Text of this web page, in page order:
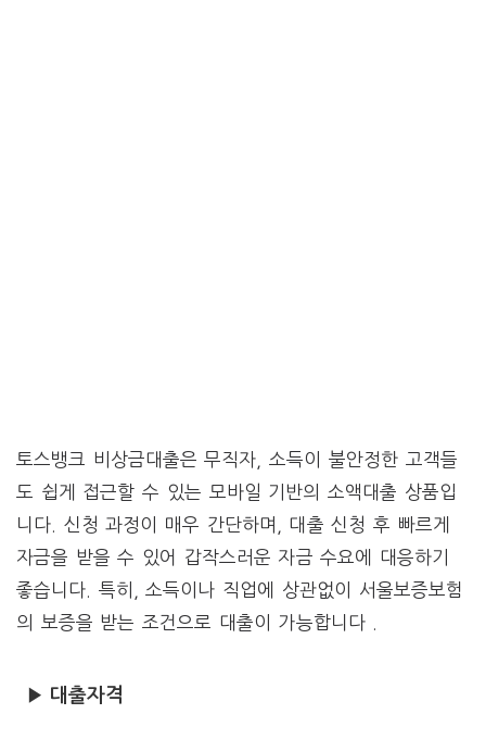
토스뱅크 비상금대출은 무직자, 소득이 불안정한 고객들
도 쉽게 접근할 수 있는 모바일 기반의 소액대출 상품입
니다. 신청 과정이 매우 간단하며, 대출 신청 후 빠르게
자금을 받을 수 있어 갑작스러운 자금 수요에 대응하기
좋습니다. 특히, 소득이나 직업에 상관없이 서울보증보험
의 보증을 받는 조건으로 대출이 가능합니다 .
▶ 대출자격